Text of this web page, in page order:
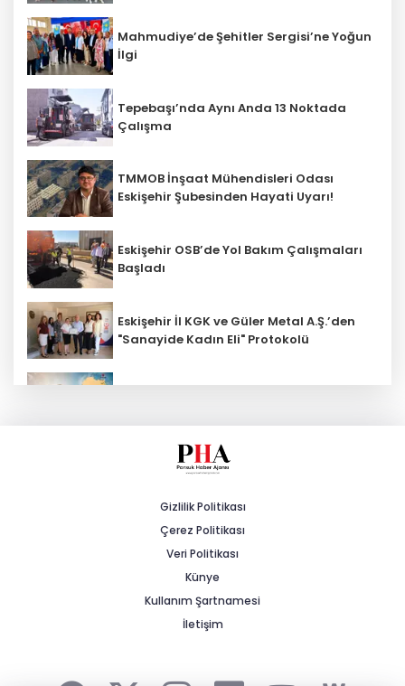
Mahmudiye’de Şehitler Sergisi’ne Yoğun
İlgi
Tepebaşı’nda Aynı Anda 13 Noktada
Çalışma
TMMOB İnşaat Mühendisleri Odası
Eskişehir Şubesinden Hayati Uyarı!
Eskişehir OSB’de Yol Bakım Çalışmaları
Başladı
Eskişehir İl KGK ve Güler Metal A.Ş.’den
"Sanayide Kadın Eli" Protokolü
Aşırı Sıcaklara Karşı Tedbirli Olalım
Çağlarspor’da Yeni Dönem
ATAP’tan Sanayi Ve Teknoloji
Bakanlığı’na Ziyaret
Gizlilik Politikası
Çerez Politikası
Veri Politikası
Künye
Kullanım Şartnamesi
İletişim